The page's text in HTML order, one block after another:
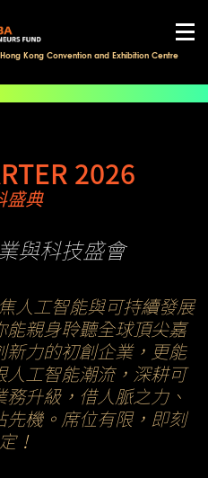
Hong Kong Convention and Exhibition Centre
2026
盛典
與科技盛會
焦人工智能與可持續發展
親身聆聽全球頂尖嘉
力的初創企業，更能
工智能潮流，深耕可
升級，借人脈之力、
機。席位有限，即刻
！